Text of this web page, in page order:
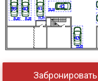
Забронировать